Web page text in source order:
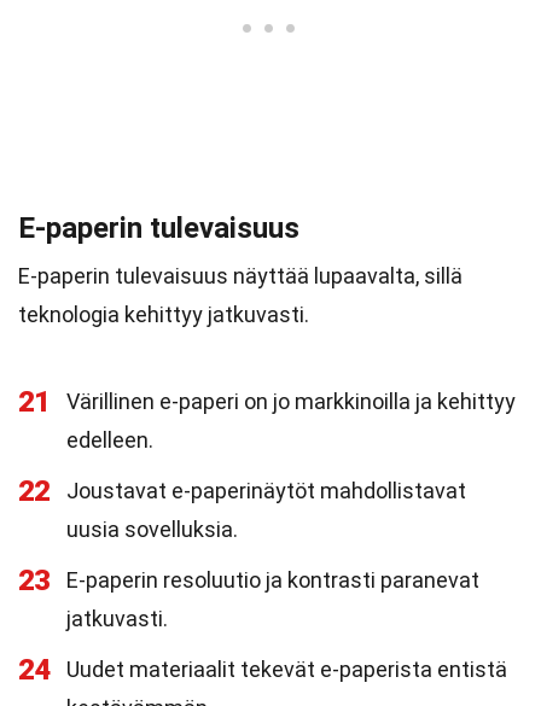
E-paperin tulevaisuus
E-paperin tulevaisuus näyttää lupaavalta, sillä
teknologia kehittyy jatkuvasti.
21
Värillinen e-paperi on jo markkinoilla ja kehittyy
edelleen.
22
Joustavat e-paperinäytöt mahdollistavat
uusia sovelluksia.
23
E-paperin resoluutio ja kontrasti paranevat
jatkuvasti.
24
Uudet materiaalit tekevät e-paperista entistä